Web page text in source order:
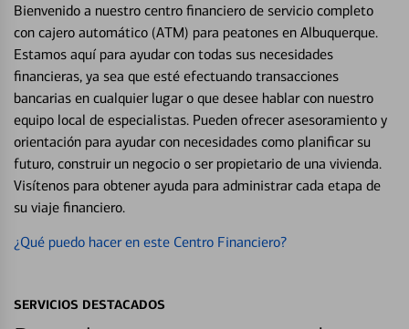
Bienvenido a nuestro centro financiero de servicio completo
con cajero automático (ATM) para peatones en Albuquerque.
Estamos aquí para ayudar con todas sus necesidades
financieras, ya sea que esté efectuando transacciones
bancarias en cualquier lugar o que desee hablar con nuestro
equipo local de especialistas. Pueden ofrecer asesoramiento y
orientación para ayudar con necesidades como planificar su
futuro, construir un negocio o ser propietario de una vivienda.
Visítenos para obtener ayuda para administrar cada etapa de
su viaje financiero.
¿Qué puedo hacer en este Centro Financiero?
SERVICIOS DESTACADOS